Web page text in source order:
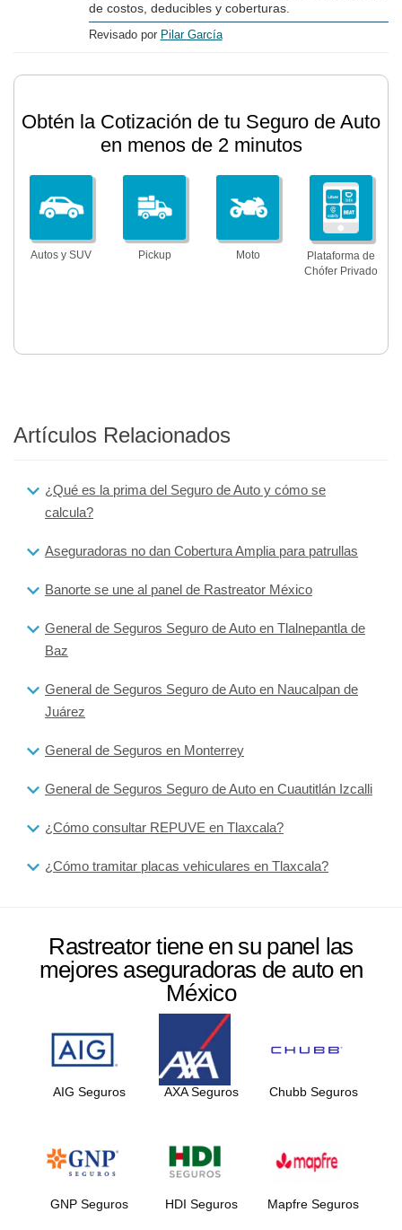
de costos, deducibles y coberturas.
Revisado por Pilar García
Obtén la Cotización de tu Seguro de Auto
en menos de 2 minutos
Autos y SUV Pickup Moto
Plataforma de
Chófer Privado
Artículos Relacionados
¿Qué es la prima del Seguro de Auto y cómo se
calcula?
Aseguradoras no dan Cobertura Amplia para patrullas
Banorte se une al panel de Rastreator México
General de Seguros Seguro de Auto en Tlalnepantla de
Baz
General de Seguros Seguro de Auto en Naucalpan de
Juárez
General de Seguros en Monterrey
General de Seguros Seguro de Auto en Cuautitlán Izcalli
¿Cómo consultar REPUVE en Tlaxcala?
¿Cómo tramitar placas vehiculares en Tlaxcala?
Rastreator tiene en su panel las
mejores aseguradoras de auto en
México
AIG Seguros AXA Seguros Chubb Seguros
GNP Seguros HDI Seguros Mapfre Seguros